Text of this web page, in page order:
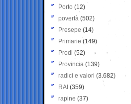
Porto (12)
povertà (502)
Presepe (14)
Primarie (149)
Prodi (52)
Provincia (139)
radici e valori (3.682)
RAI (359)
rapine (37)